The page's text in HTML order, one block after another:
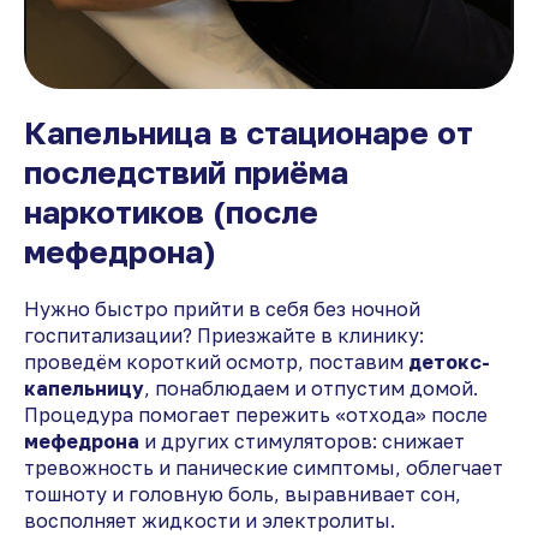
Капельница в стационаре от
последствий приёма
наркотиков (после
мефедрона)
Нужно быстро прийти в себя без ночной
госпитализации? Приезжайте в клинику:
проведём короткий осмотр, поставим детокс-
капельницу, понаблюдаем и отпустим домой.
Процедура помогает пережить «отхода» после
мефедрона и других стимуляторов: снижает
тревожность и панические симптомы, облегчает
тошноту и головную боль, выравнивает сон,
восполняет жидкости и электролиты.